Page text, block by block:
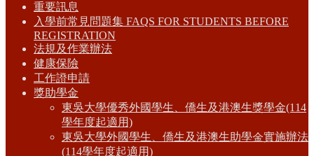
重要訊息
入學前常見問題集 FAQS FOR STUDENTS BEFORE
REGISTRATION
法規及作業辦法
健康保險
工作證申請
獎助學金
東吳大學優秀外國學生、僑生及港澳生獎學金(114
學年度起適用)
東吳大學外國學生、僑生及港澳生助學金實施辦法
(114學年度起適用)